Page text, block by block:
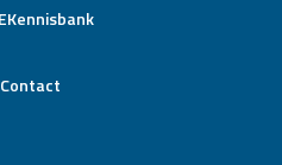
Kennisbank
Contact